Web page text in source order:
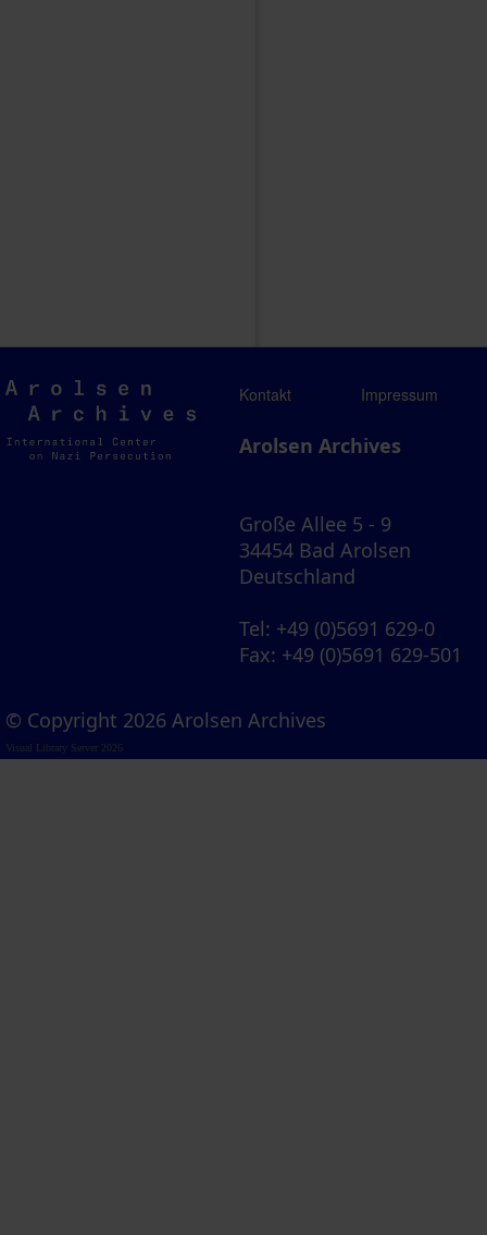
Arolsen
Archives
Kontakt Impressum
Arolsen Archives
Große Allee 5 - 9
34454 Bad Arolsen
Deutschland
Tel: +49 (0)5691 629-0
Fax: +49 (0)5691 629-501
© Copyright 2026 Arolsen Archives
Visual Library Server 2026